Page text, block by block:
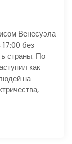
Венесуэла
без
страны. По
как
на